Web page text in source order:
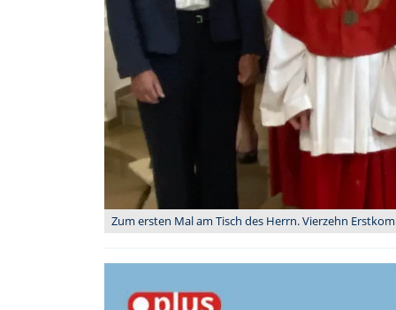
Zum ersten Mal am Tisch des Herrn. Vierzehn